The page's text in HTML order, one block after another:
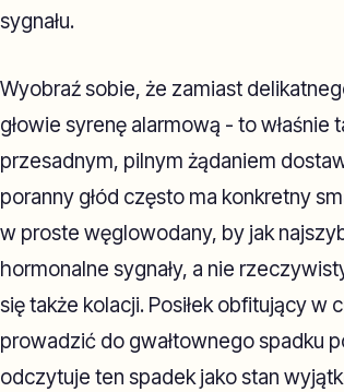
sygnału.
Wyobraź sobie, że zamiast
głowie syrenę alarmową - to właśnie
przesadnym, pilnym żądaniem
poranny głód często ma konkretny
w proste węglowodany, by jak
hormonalne sygnały, a nie
się także kolacji. Posiłek obfitujący
prowadzić do gwałtownego spadku
odczytuje ten spadek jako stan